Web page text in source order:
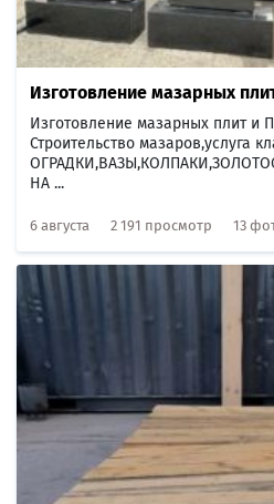
Изготовление мазарных
Изготовление мазарных плит и
Строительство мазаров,услуга
НА ...
6 августа 2 191 просмотр 13